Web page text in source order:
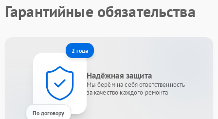
Гарантийные обязательства
2 года
По договору
Надёжная защита
Мы берём на себя ответственность
за качество каждого ремонта